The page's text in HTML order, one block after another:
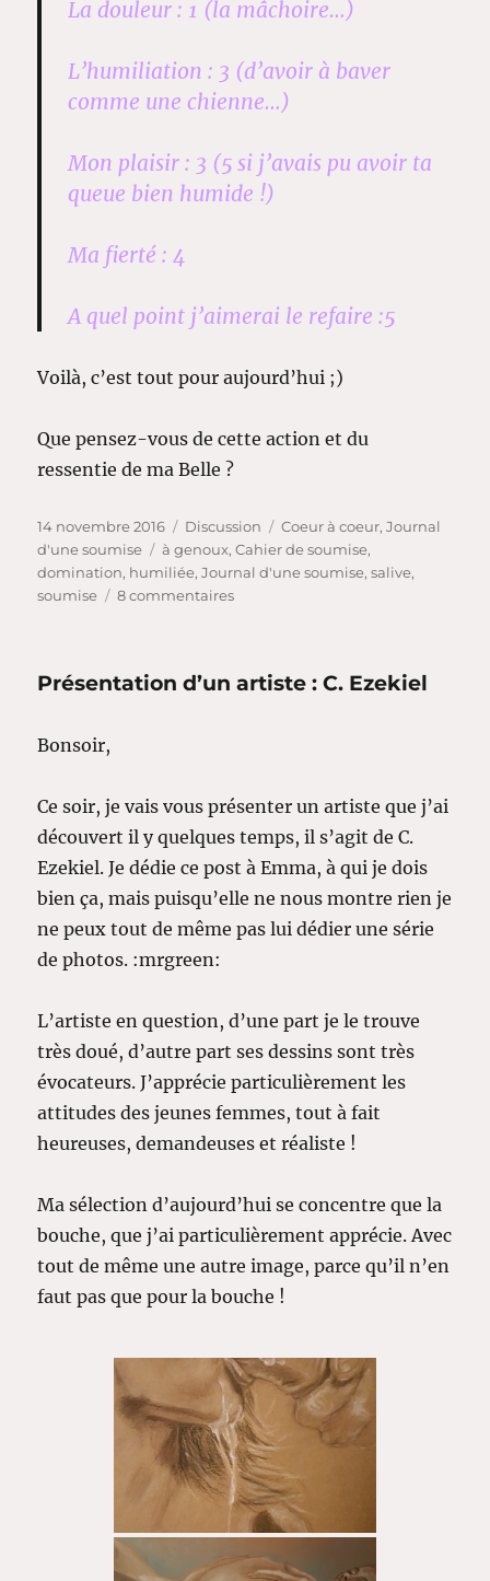
La douleur : 1 (la mâchoire…)
L’humiliation : 3 (d’avoir à baver
comme une chienne…)
Mon plaisir : 3 (5 si j’avais pu avoir ta
queue bien humide !)
Ma fierté : 4
A quel point j’aimerai le refaire :5
Voilà, c’est tout pour aujourd’hui ;)
Que pensez-vous de cette action et du
ressentie de ma Belle ?
Publié
le
14 novembre 2016 Format
Discussion Catégories
Coeur à coeur,Journal
d'une soumise
Étiquettes
à genoux,Cahier de soumise,
domination, humiliée,Journal d'une soumise,salive,
soumise
8 commentairessur
3
Présentation d’un artiste : C. Ezekiel
Bonsoir,
Ce soir, je vais vous présenter un artiste que j’ai
découvert il y quelques temps, il s’agit de C.
Ezekiel. Je dédie ce post à Emma, à qui je dois
bien ça, mais puisqu’elle ne nous montre rien je
ne peux tout de même pas lui dédier une série
de photos. :mrgreen:
L’artiste en question, d’une part je le trouve
très doué, d’autre part ses dessins sont très
évocateurs. J’apprécie particulièrement les
attitudes des jeunes femmes, tout à fait
heureuses, demandeuses et réaliste !
Ma sélection d’aujourd’hui se concentre que la
bouche, que j’ai particulièrement apprécie. Avec
tout de même une autre image, parce qu’il n’en
faut pas que pour la bouche !